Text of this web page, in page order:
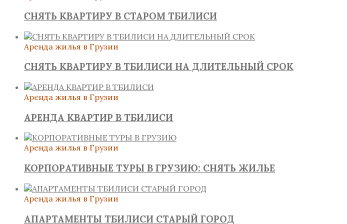
СНЯТЬ КВАРТИРУ В СТАРОМ ТБИЛИСИ
Аренда жилья в Грузии
СНЯТЬ КВАРТИРУ В ТБИЛИСИ НА ДЛИТЕЛЬНЫЙ СРОК
Аренда жилья в Грузии
АРЕНДА КВАРТИР В ТБИЛИСИ
Аренда жилья в Грузии
КОРПОРАТИВНЫЕ ТУРЫ В ГРУЗИЮ: СНЯТЬ ЖИЛЬЕ
Аренда жилья в Грузии
АПАРТАМЕНТЫ ТБИЛИСИ СТАРЫЙ ГОРОД